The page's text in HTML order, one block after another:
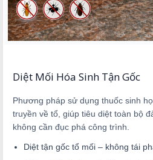
Diệt Mối Hóa Sinh Tận Gốc
Phương pháp sử dụng thuốc sinh
truyền về tổ, giúp tiêu diệt toàn bộ
không cần đục phá công trình.
Diệt tận gốc tổ mối – không tái